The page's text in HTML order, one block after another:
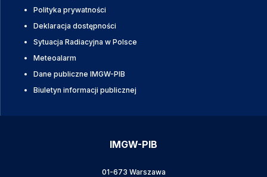
Polityka prywatności
Deklaracja dostępności
Sytuacja Radiacyjna w Polsce
Meteoalarm
Dane publiczne IMGW-PIB
Biuletyn informacji publicznej
IMGW-PIB
01-673 Warszawa